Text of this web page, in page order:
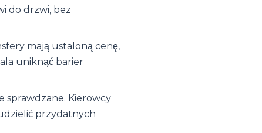
do drzwi, bez
mają ustaloną cenę,
uniknąć barier
sprawdzane. Kierowcy
przydatnych